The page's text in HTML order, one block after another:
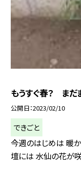
もうすぐ春？ まだ
公開日 2023/02/10
できごと
今週のはじめは 暖
壇には 水仙の花が